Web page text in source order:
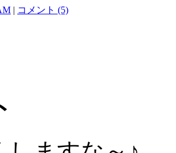
| コメント (5)